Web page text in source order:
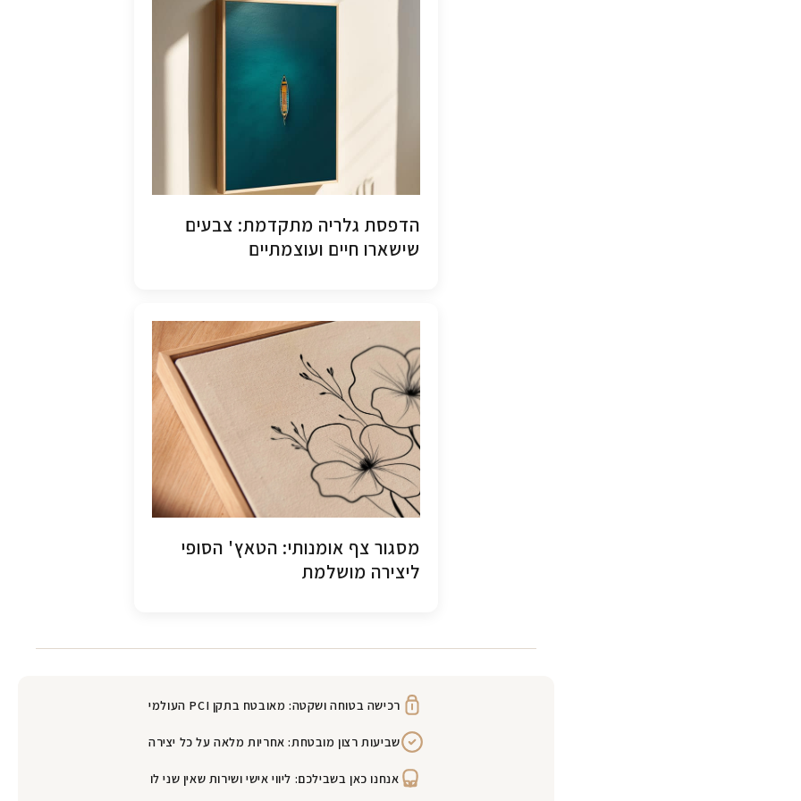
הדפסת גלריה מתקדמת: צבעים
שישארו חיים ועוצמתיים
מסגור צף אומנותי: הטאץ' הסופי
ליצירה מושלמת
רכישה בטוחה ושקטה: מאובטח בתקן PCI העולמי
שביעות רצון מובטחת: אחריות מלאה על כל יצירה
אנחנו כאן בשבילכם: ליווי אישי ושירות שאין שני לו